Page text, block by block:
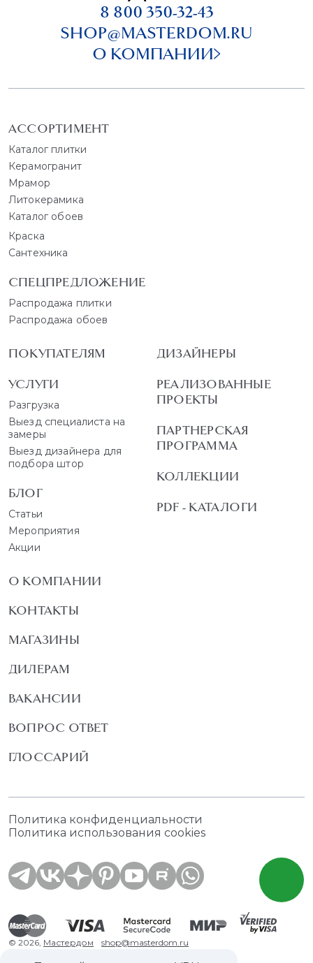
8 800 350-32-43
SHOP@MASTERDOM.RU
О КОМПАНИИ
АССОРТИМЕНТ
Каталог плитки
Керамогранит
Мрамор
Литокерамика
Каталог обоев
Краска
Сантехника
СПЕЦПРЕДЛОЖЕНИЕ
Распродажа плитки
Распродажа обоев
ПОКУПАТЕЛЯМ
УСЛУГИ
Разгрузка
Выезд специалиста на
замеры
Выезд дизайнера для
подбора штор
БЛОГ
Статьи
Мероприятия
Акции
ДИЗАЙНЕРЫ
РЕАЛИЗОВАННЫЕ
ПРОЕКТЫ
ПАРТНЕРСКАЯ
ПРОГРАММА
КОЛЛЕКЦИИ
PDF - КАТАЛОГИ
О КОМПАНИИ
КОНТАКТЫ
МАГАЗИНЫ
ДИЛЕРАМ
ВАКАНСИИ
ВОПРОС ОТВЕТ
ГЛОССАРИЙ
Политика конфиденциальности
Политика использования cookies
© 2026, Мастердом shop@masterdom.ru